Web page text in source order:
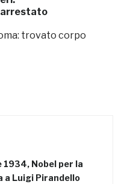
arrestato
trovato corpo
1934, Nobel per la
Luigi Pirandello